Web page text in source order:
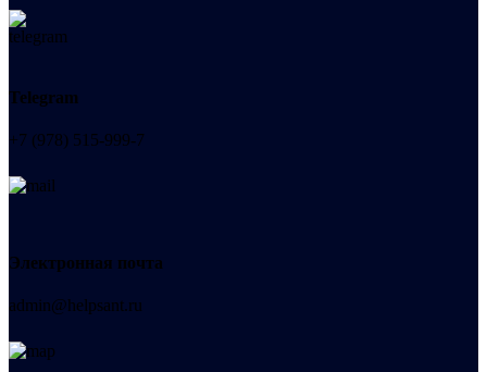
Telegram
+7 (978) 515-999-7
Электронная почта
admin@helpsant.ru